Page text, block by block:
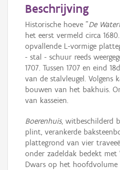
Beschrijving
Historische hoeve "De
het eerst vermeld circa
opvallende L-vormige
- stal - schuur reeds
1707. Tussen 1707 en eind
van de stalvleugel. Volgens
bouwen van het bakhuis.
van kasseien.
Boerenhuis, witbeschilderd
plint, verankerde
plattegrond van vier
onder zadeldak bedekt met
Dwars op het